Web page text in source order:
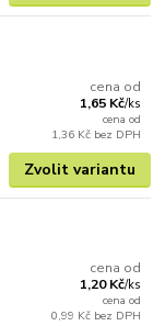
cena od
1,65 Kč/ks
cena od
1,36 Kč bez DPH
Zvolit variantu
cena od
1,20 Kč/ks
cena od
0,99 Kč bez DPH